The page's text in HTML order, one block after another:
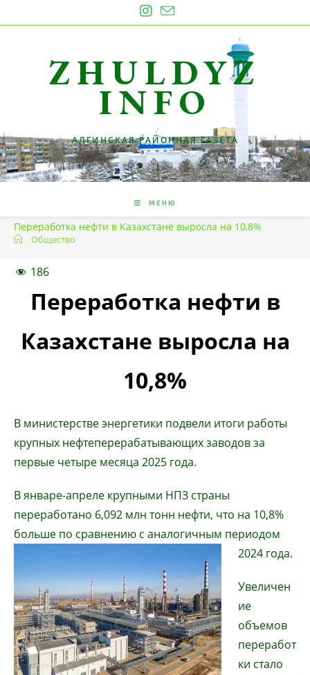
к
ZHULDYZ
INFO
АЛГИНСКАЯ РАЙОННАЯ ГАЗЕТА
МЕНЮ
Переработка нефти в Казахстане выросла на 10,8%
Общество
186
Переработка нефти в
Казахстане выросла на
10,8%
В министерстве энергетики подвели итоги работы
крупных нефтеперерабатывающих заводов за
первые четыре месяца 2025 года.
В январе-апреле крупными НПЗ страны
переработано 6,092 млн тонн нефти, что на 10,8%
больше по сравнению с аналогичным периодом
2024 года.
Увеличен
ие
объемов
переработ
ки стало